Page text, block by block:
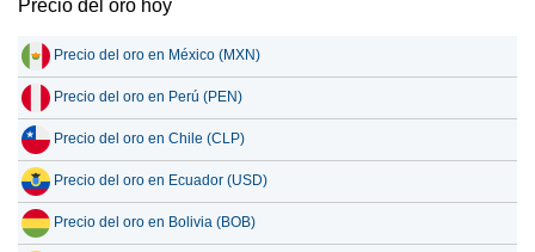
Precio del oro hoy
Precio del oro en México (MXN)
Precio del oro en Perú (PEN)
Precio del oro en Chile (CLP)
Precio del oro en Ecuador (USD)
Precio del oro en Bolivia (BOB)